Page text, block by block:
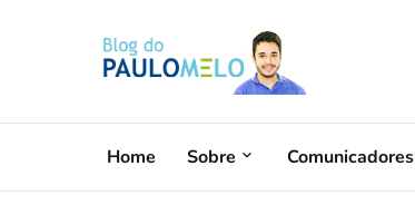
Home Sobre Comunicadores